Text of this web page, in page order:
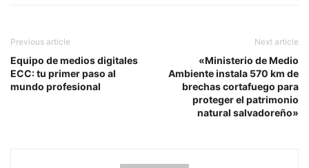
Previous article
Equipo de medios digitales
ECC: tu primer paso al
mundo profesional
Next article
«Ministerio de Medio
Ambiente instala 570 km de
brechas cortafuego para
proteger el patrimonio
natural salvadoreño»